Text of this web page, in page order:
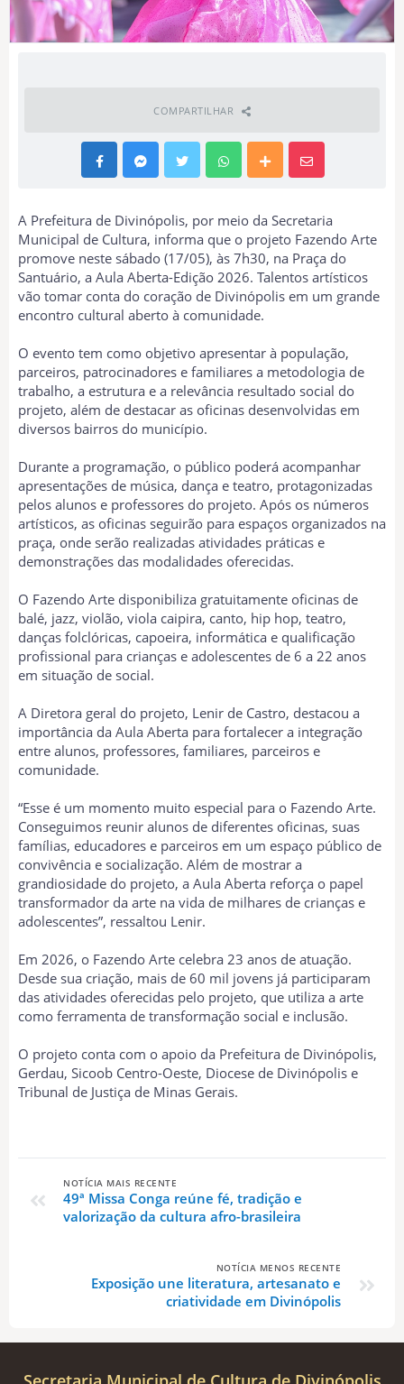
COMPARTILHAR
A Prefeitura de Divinópolis, por meio da Secretaria
Municipal de Cultura, informa que o projeto Fazendo Arte
promove neste sábado (17/05), às 7h30, na Praça do
Santuário, a Aula Aberta-Edição 2026. Talentos artísticos
vão tomar conta do coração de Divinópolis em um grande
encontro cultural aberto à comunidade.
O evento tem como objetivo apresentar à população,
parceiros, patrocinadores e familiares a metodologia de
trabalho, a estrutura e a relevância resultado social do
projeto, além de destacar as oficinas desenvolvidas em
diversos bairros do município.
Durante a programação, o público poderá acompanhar
apresentações de música, dança e teatro, protagonizadas
pelos alunos e professores do projeto. Após os números
artísticos, as oficinas seguirão para espaços organizados na
praça, onde serão realizadas atividades práticas e
demonstrações das modalidades oferecidas.
O Fazendo Arte disponibiliza gratuitamente oficinas de
balé, jazz, violão, viola caipira, canto, hip hop, teatro,
danças folclóricas, capoeira, informática e qualificação
profissional para crianças e adolescentes de 6 a 22 anos
em situação de social.
A Diretora geral do projeto, Lenir de Castro, destacou a
importância da Aula Aberta para fortalecer a integração
entre alunos, professores, familiares, parceiros e
comunidade.
“Esse é um momento muito especial para o Fazendo Arte.
Conseguimos reunir alunos de diferentes oficinas, suas
famílias, educadores e parceiros em um espaço público de
convivência e socialização. Além de mostrar a
grandiosidade do projeto, a Aula Aberta reforça o papel
transformador da arte na vida de milhares de crianças e
adolescentes”, ressaltou Lenir.
Em 2026, o Fazendo Arte celebra 23 anos de atuação.
Desde sua criação, mais de 60 mil jovens já participaram
das atividades oferecidas pelo projeto, que utiliza a arte
como ferramenta de transformação social e inclusão.
O projeto conta com o apoio da Prefeitura de Divinópolis,
Gerdau, Sicoob Centro-Oeste, Diocese de Divinópolis e
Tribunal de Justiça de Minas Gerais.
NOTÍCIA MAIS RECENTE
49ª Missa Conga reúne fé, tradição e
valorização da cultura afro-brasileira
NOTÍCIA MENOS RECENTE
Exposição une literatura, artesanato e
criatividade em Divinópolis